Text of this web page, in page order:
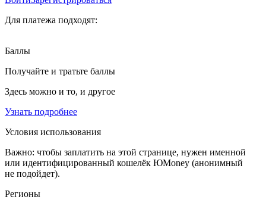
Для платежа подходят:
Баллы
Получайте и тратьте баллы
Здесь можно и то, и другое
Узнать подробнее
Условия использования
Важно: чтобы заплатить на этой странице, нужен именной
или идентифицированный кошелёк ЮMoney (анонимный
не подойдет).
Регионы